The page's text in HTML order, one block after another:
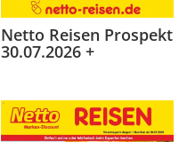
Netto Reisen Prospekt
30.07.2026 +